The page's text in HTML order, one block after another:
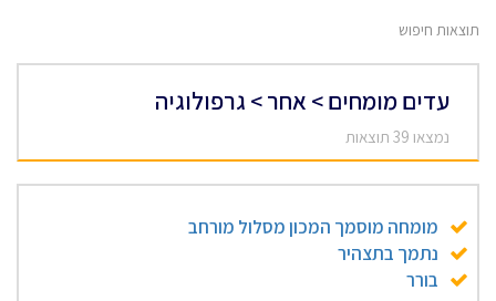
תוצאות חיפוש
עדים מומחים > אחר > גרפולוגיה
נמצאו 39 תוצאות
מומחה מוסמך המכון מסלול מורחב
נתמך בתצהיר
בורר